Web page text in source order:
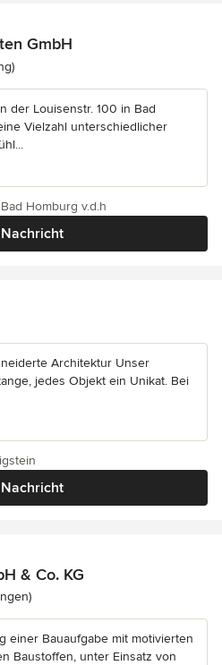
GmbH
5 von 5 Sternen
der Louisenstr. 100 in Bad
Vielzahl unterschiedlicher
Nachricht
Homburg v.d.h
Architektur Unser
jedes Objekt ein Unikat. Bei
Nachricht
& Co. KG
5 von 5 Sternen
einer Bauaufgabe mit motivierten
Baustoffen, unter Einsatz von